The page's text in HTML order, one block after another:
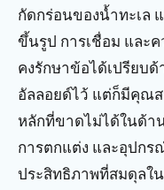
กัดกร่อนของน้ำทะเล
ขึ้นรูป การเชื่อม และ
คงรักษาข้อได้เปรียบ
อัลลอยด์ไว้ แต่ก็มีคุณ
หลักที่ขาดไม่ได้ในด้า
การตกแต่ง และอุปกร
ประสิทธิภาพที่สมดุลใ